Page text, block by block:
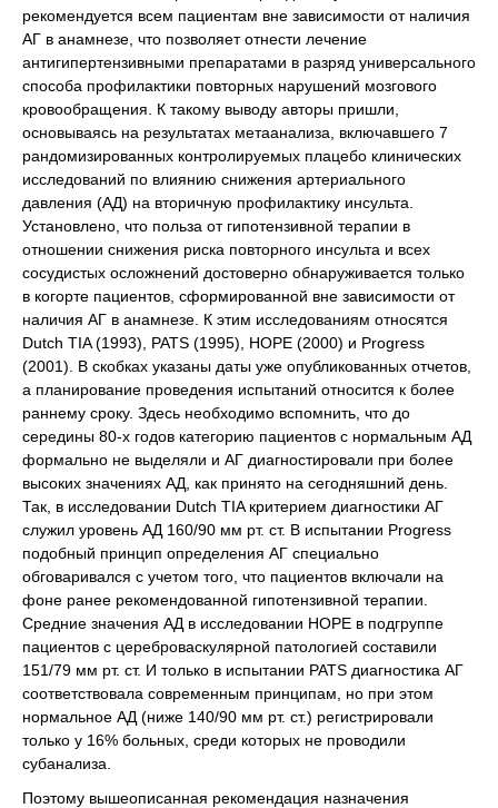
рекомендуется всем пациентам вне зависимости от наличия
АГ в анамнезе, что позволяет отнести лечение
антигипертензивными препаратами в разряд универсального
способа профилактики повторных нарушений мозгового
кровообращения. К такому выводу авторы пришли,
основываясь на результатах метаанализа, включавшего 7
рандомизированных контролируемых плацебо клинических
исследований по влиянию снижения артериального
давления (АД) на вторичную профилактику инсульта.
Установлено, что польза от гипотензивной терапии в
отношении снижения риска повторного инсульта и всех
сосудистых осложнений достоверно обнаруживается только
в когорте пациентов, сформированной вне зависимости от
наличия АГ в анамнезе. К этим исследованиям относятся
Dutch TIA (1993), PATS (1995), HOPE (2000) и Progress
(2001). В скобках указаны даты уже опубликованных отчетов,
а планирование проведения испытаний относится к более
раннему сроку. Здесь необходимо вспомнить, что до
середины 80-х годов категорию пациентов с нормальным АД
формально не выделяли и АГ диагностировали при более
высоких значениях АД, как принято на сегодняшний день.
Так, в исследовании Dutch TIA критерием диагностики АГ
служил уровень АД 160/90 мм рт. ст. В испытании Progress
подобный принцип определения АГ специально
обговаривался с учетом того, что пациентов включали на
фоне ранее рекомендованной гипотензивной терапии.
Средние значения АД в исследовании HOPE в подгруппе
пациентов с цереброваскулярной патологией составили
151/79 мм рт. ст. И только в испытании PATS диагностика АГ
соответствовала современным принципам, но при этом
нормальное АД (ниже 140/90 мм рт. ст.) регистрировали
только у 16% больных, среди которых не проводили
субанализа.
Поэтому вышеописанная рекомендация назначения